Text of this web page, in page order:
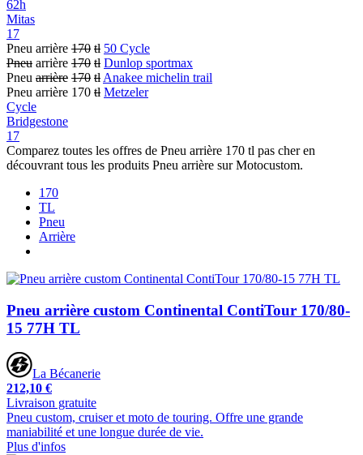
62h
Mitas
17
Pneu arrière 170 tl 50 Cycle
Pneu arrière 170 tl Dunlop sportmax
Pneu arrière 170 tl Anakee michelin trail
Pneu arrière 170 tl Metzeler
Cycle
Bridgestone
17
Comparez toutes les offres de Pneu arrière 170 tl pas cher en
découvrant tous les produits Pneu arrière sur Motocustom.
170
TL
Pneu
Arrière
Pneu arrière custom Continental ContiTour 170/80-
15 77H TL
La Bécanerie
212,10 €
Livraison gratuite
Pneu custom, cruiser et moto de touring. Offre une grande
maniabilité et une longue durée de vie.
Plus d'infos